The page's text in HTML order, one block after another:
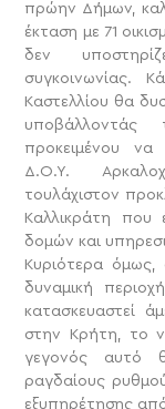
πρώην Δήμων,
έκταση με 71
δεν
συγκοινωνίας.
Καστελλίου θα
προκειμένου
Δ.Ο.Υ.
τουλάχιστον
Καλλικράτη που
δομών και
Κυριότερα όμως,
δυναμική
κατασκευαστεί
στην Κρήτη, το
γεγονός αυτό
ραγδαίους
εξυπηρέτησης